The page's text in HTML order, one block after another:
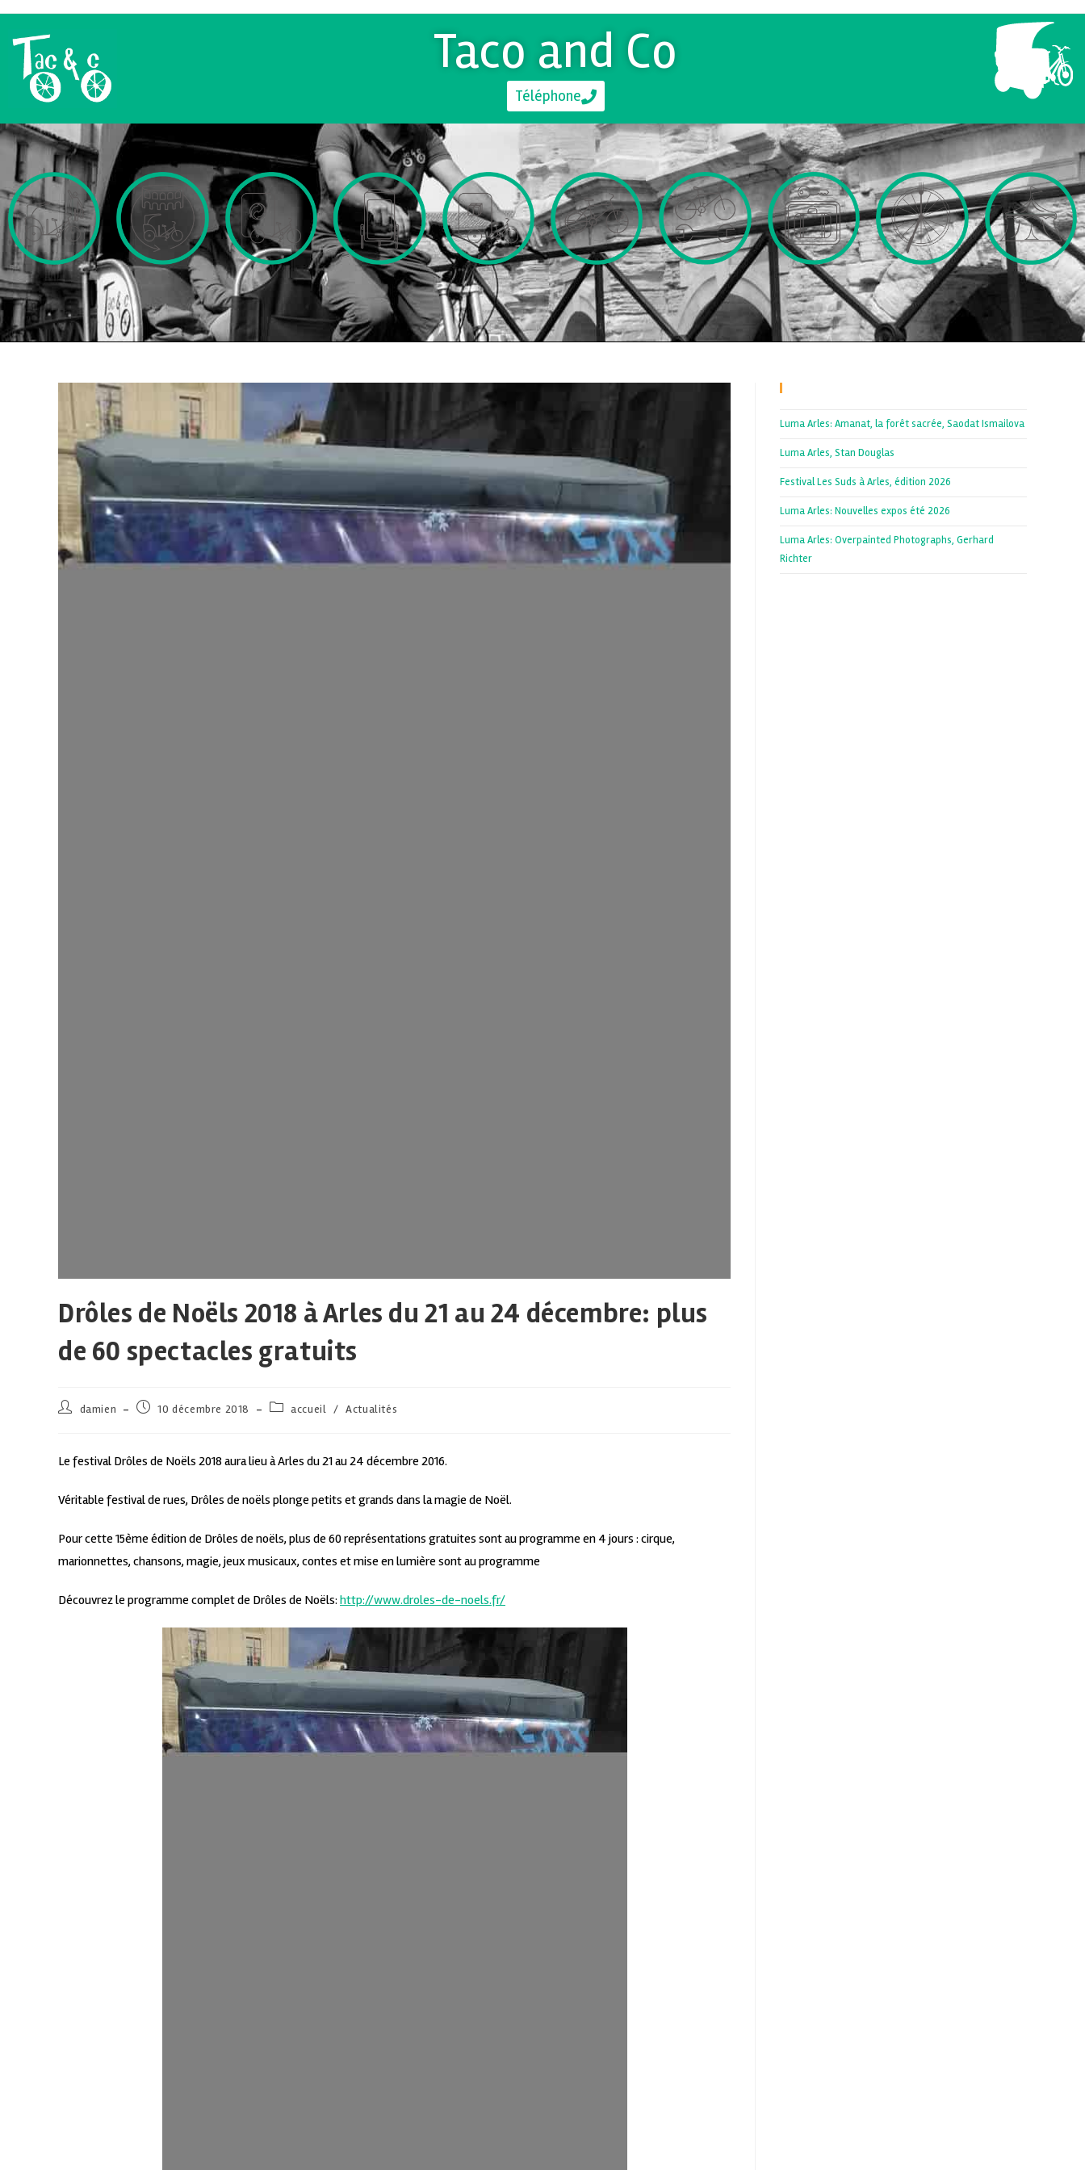
Taco and Co
Téléphone
Drôles de Noëls 2018 à Arles du 21 au 24 décembre: plus
de 60 spectacles gratuits
damien 10 décembre 2018 accueil / Actualités
Le festival Drôles de Noëls 2018 aura lieu à Arles du 21 au 24 décembre 2016.
Véritable festival de rues, Drôles de noëls plonge petits et grands dans la magie de Noël.
Pour cette 15ème édition de Drôles de noëls, plus de 60 représentations gratuites sont au programme en 4 jours : cirque,
marionnettes, chansons, magie, jeux musicaux, contes et mise en lumière sont au programme
Découvrez le programme complet de Drôles de Noëls: http://www.droles-de-noels.fr/
Luma Arles: Amanat, la forêt sacrée, Saodat Ismailova
Luma Arles, Stan Douglas
Festival Les Suds à Arles, édition 2026
Luma Arles: Nouvelles expos été 2026
Luma Arles: Overpainted Photographs, Gerhard
Richter